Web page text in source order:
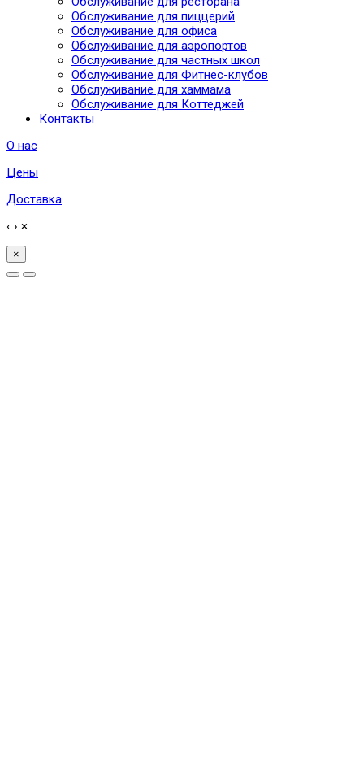
Обслуживание для пиццерий
Обслуживание для офиса
Обслуживание для аэропортов
Обслуживание для частных школ
Обслуживание для Фитнес-клубов
Обслуживание для хаммама
Обслуживание для Коттеджей
Контакты
О нас
Цены
Доставка
‹ › ×
×